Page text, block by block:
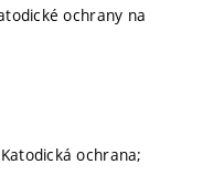
ochrany na
ochrana;